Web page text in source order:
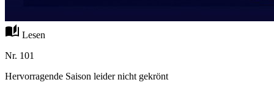
auto_stories Lesen
Nr. 101
Hervorragende Saison leider nicht gekrönt